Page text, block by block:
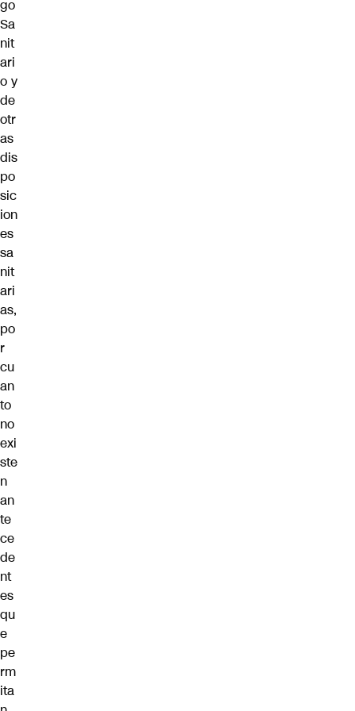
go
Sa
nit
ari
o y
de
otr
as
dis
po
sic
ion
es
sa
nit
ari
as,
po
r
cu
an
to
no
exi
ste
n
an
te
ce
de
nt
es
qu
e
pe
rm
ita